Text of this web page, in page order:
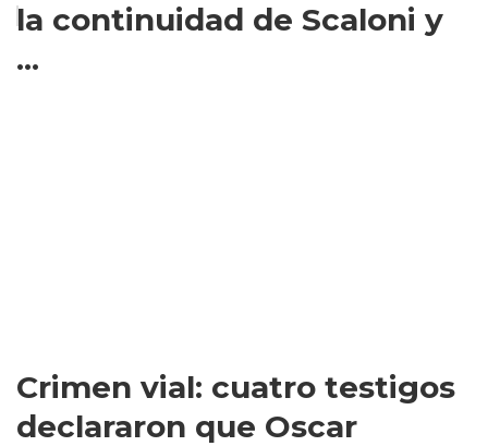
la continuidad de Scaloni y
...
Crimen vial: cuatro testigos
declararon que Oscar